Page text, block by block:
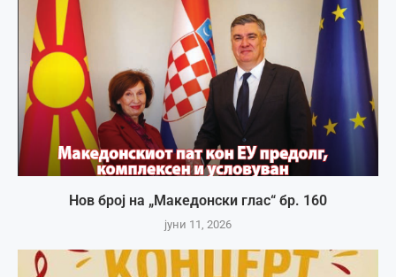
Нов број на „Македонски глас“ бр. 160
јуни 11, 2026